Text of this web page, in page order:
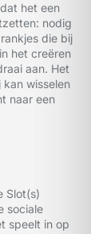
het een
nodig
die bij
het creëren
aan. Het
wisselen
naar een
Slot(s)
sociale
speelt in op